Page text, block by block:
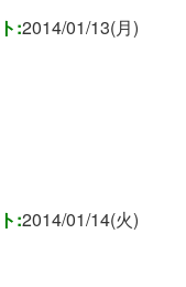
:2014/01/13(月)
:2014/01/14(火)